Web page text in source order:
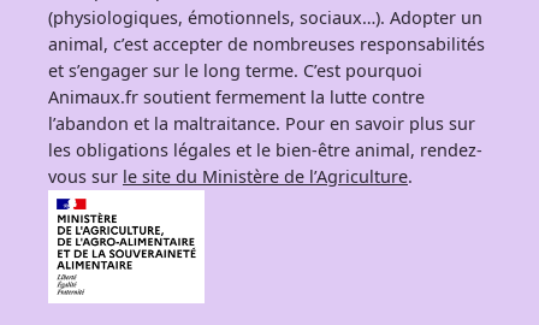
(physiologiques, émotionnels, sociaux…). Adopter un
animal, c’est accepter de nombreuses responsabilités
et s’engager sur le long terme. C’est pourquoi
Animaux.fr soutient fermement la lutte contre
l’abandon et la maltraitance. Pour en savoir plus sur
les obligations légales et le bien-être animal, rendez-
vous sur le site du Ministère de l’Agriculture.